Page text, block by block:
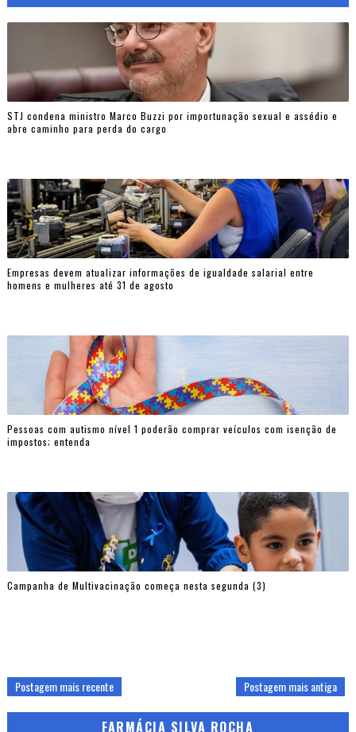
STJ condena ministro Marco Buzzi por importunação sexual e assédio e
abre caminho para perda do cargo
Empresas devem atualizar informações de igualdade salarial entre
homens e mulheres até 31 de agosto
Pessoas com autismo nível 1 poderão comprar veículos com isenção de
impostos; entenda
Campanha de Multivacinação começa nesta segunda (3)
Postagem mais recente Postagem mais antiga
FARMÁCIA SILVA ROCHA